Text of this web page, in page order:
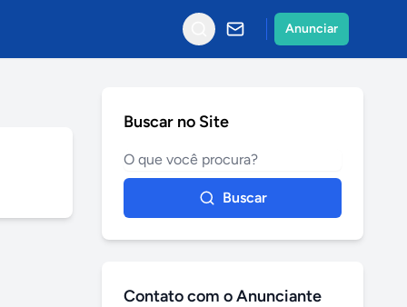
Anunciar
Buscar no Site
Buscar
Contato com o Anunciante